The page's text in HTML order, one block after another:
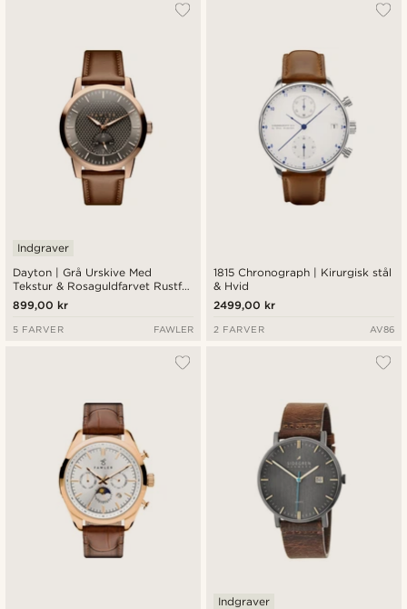
Dayton | Grå Urskive Med
Tekstur & Rosaguldfarvet Rustfri
Stål Ur
Indgraver
899,00 kr
5 FARVER FAWLER
1815 Chronograph | Kirurgisk stål
& Hvid
2499,00 kr
2 FARVER AV86
Indgraver